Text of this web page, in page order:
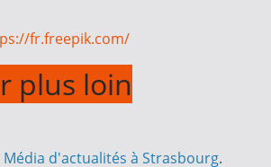
fr.freepik.com/
plus loin
Média d'actualités à Strasbourg.